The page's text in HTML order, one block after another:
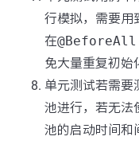
行模拟，需要用
在@BeforeAll
免大量重复初始
单元测试若需要
池进行，若无法
池的启动时间和